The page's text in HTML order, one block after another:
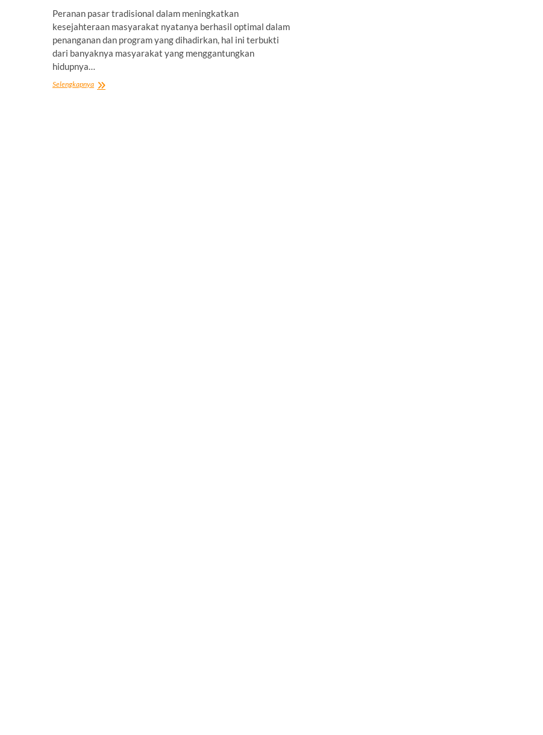
Peranan pasar tradisional dalam meningkatkan
kesejahteraan masyarakat nyatanya berhasil optimal dalam
penanganan dan program yang dihadirkan, hal ini terbukti
dari banyaknya masyarakat yang menggantungkan
hidupnya…
SelengkapnyaMemaksimalkan